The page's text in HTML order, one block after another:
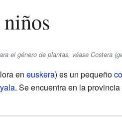
niños
el género de plantas, véase Costera
en euskera) es un pequeño
. Se encuentra en la provincia